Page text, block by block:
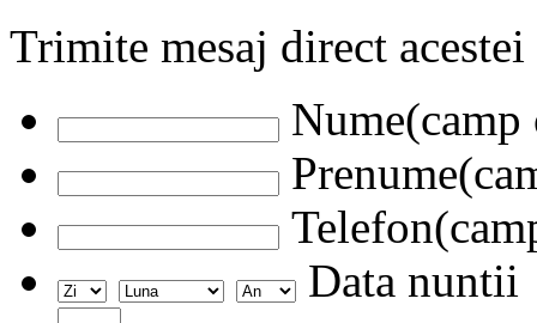
Trimite mesaj direct
Data nuntii